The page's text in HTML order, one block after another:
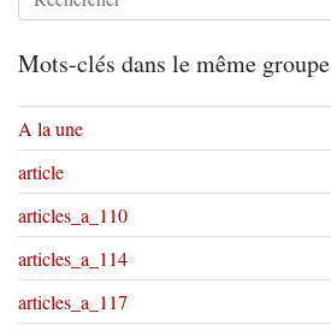
Mots-clés dans le même groupe
A la une
article
articles_a_110
articles_a_114
articles_a_117